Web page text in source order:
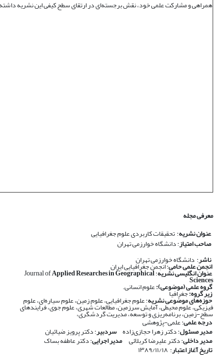
همراهی و مشارکت علمی خود، نقش برجسته‌ای در ارتقای سطح کیفی این نشریه
معرفی مجله
عنوان نشریه: تحقیقات کاربردی علوم جغرافیایی
صاحب امتیاز: دانشگاه خوارزمی تهران
ناشر: دانشگاه خوارزمی تهران
انجمن علمی حامی: انجمن جغرافیایی ایران
عنوان انگلیسی نشریه: Journal of
Applied Researches in Geographical
Sciences
گروه علمی (موضوعی):علوم انسانی.
زیر گروه:جغرافیا
حوزه‌های موضوعی نشریه: علوم جغرافیایی، علوم زمین، علوم سیاره‌ای، علوم
فیزیکی، علوم محیطی، آمایش سرزمین، مطالعات شهری، علوم جوی، فرایندهای
سطح-زمین، برنامه‌ریزی و توسعه، مدیریت گردشگری،
درجه علمی: علمی-پژوهشی
مدیر مسئول: دکتر زهرا حجازی‌زاده سردبیر: دکتر پرویز ضیائیان
مدیر داخلی: دکتر علیرضا کربلائی مدیر اجرایی: دکتر عاطفه بساک
تاریخ آغاز اعتبار: ۱۳۸۹/۱۱/۱۸